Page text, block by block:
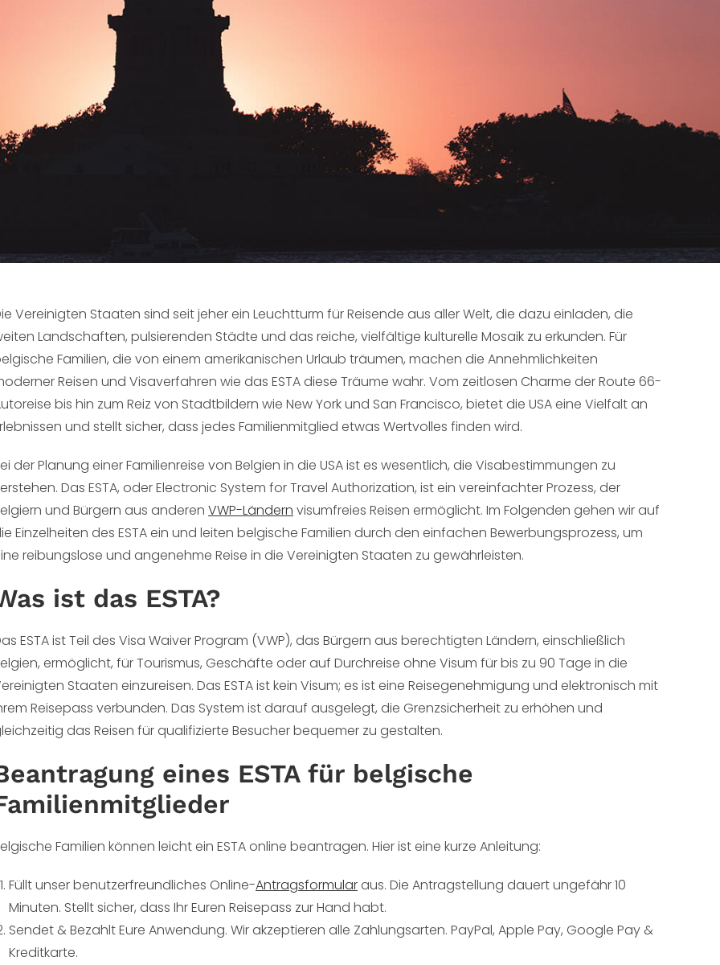
Vereinigten Staaten sind seit jeher ein Leuchtturm für Reisende aus aller Welt, die dazu einladen, die
Landschaften, pulsierenden Städte und das reiche, vielfältige kulturelle Mosaik zu erkunden. Für
Familien, die von einem amerikanischen Urlaub träumen, machen die Annehmlichkeiten
Reisen und Visaverfahren wie das ESTA diese Träume wahr. Vom zeitlosen Charme der Route 66-
bis hin zum Reiz von Stadtbildern wie New York und San Francisco, bietet die USA eine Vielfalt an
und stellt sicher, dass jedes Familienmitglied etwas Wertvolles finden wird.
der Planung einer Familienreise von Belgien in die USA ist es wesentlich, die Visabestimmungen zu
Das ESTA, oder Electronic System for Travel Authorization, ist ein vereinfachter Prozess, der
und Bürgern aus anderen VWP-Ländern visumfreies Reisen ermöglicht. Im Folgenden gehen wir auf
Einzelheiten des ESTA ein und leiten belgische Familien durch den einfachen Bewerbungsprozess, um
reibungslose und angenehme Reise in die Vereinigten Staaten zu gewährleisten.
ist das ESTA?
ESTA ist Teil des Visa Waiver Program (VWP), das Bürgern aus berechtigten Ländern, einschließlich
ermöglicht, für Tourismus, Geschäfte oder auf Durchreise ohne Visum für bis zu 90 Tage in die
Staaten einzureisen. Das ESTA ist kein Visum; es ist eine Reisegenehmigung und elektronisch mit
Reisepass verbunden. Das System ist darauf ausgelegt, die Grenzsicherheit zu erhöhen und
das Reisen für qualifizierte Besucher bequemer zu gestalten.
eines ESTA für belgische
Familien können leicht ein ESTA online beantragen. Hier ist eine kurze Anleitung:
Füllt unser benutzerfreundliches Online-Antragsformularaus. Die Antragstellung dauert ungefähr 10
Minuten. Stellt sicher, dass Ihr Euren Reisepass zur Hand habt.
Sendet & Bezahlt Eure Anwendung. Wir akzeptieren alle Zahlungsarten. PayPal, Apple Pay, Google Pay &
Kreditkarte.